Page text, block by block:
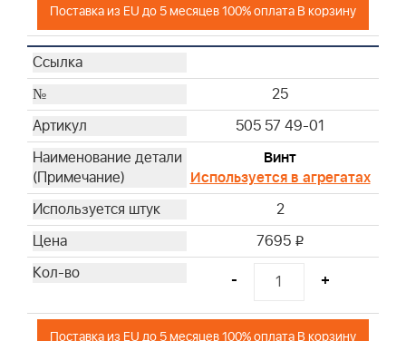
Поставка из EU до 5 месяцев 100% оплата В корзину
25
505 57 49-01
Винт
Используется в агрегатах
2
7695 i
- +
Поставка из EU до 5 месяцев 100% оплата В корзину